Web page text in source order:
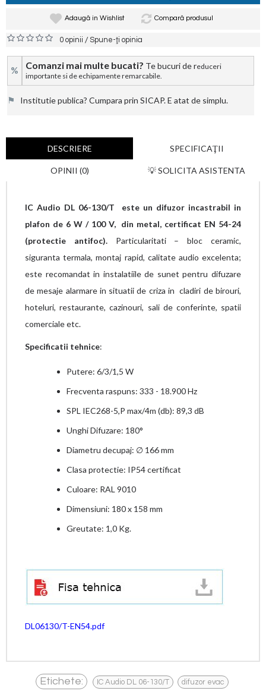
Adaugă in Wishlist Compară produsul
0 opinii /Spune-ţi opinia
% Comanzi mai multe bucati? Te bucuri de reduceri
importante si de echipamente remarcabile.
⚑ Institutie publica? Cumpara prin SICAP. E atat de simplu.
DESCRIERE SPECIFICAŢII
OPINII (0) 💡 SOLICITA ASISTENTA
IC Audio DL 06-130/T este un difuzor incastrabil in
plafon de 6 W / 100 V, din metal, certificat EN 54-24
(protectie antifoc).Particularitati – bloc ceramic,
siguranta termala, montaj rapid, calitate audio excelenta;
este recomandat in instalatiile de sunet pentru difuzare
de mesaje alarmare in situatii de criza in cladiri de birouri,
hoteluri, restaurante, cazinouri, sali de conferinte, spatii
comerciale etc.
Specificatii tehnice:
Putere: 6/3/1,5 W
Frecventa raspuns: 333 - 18.900 Hz
SPL IEC268-5,P max/4m (db): 89,3 dB
Unghi Difuzare: 180°
Diametru decupaj: ∅ 166 mm
Clasa protectie: IP54 certificat
Culoare: RAL 9010
Dimensiuni: 180 x 158 mm
Greutate: 1,0 Kg.
DL06130/T-EN54.pdf
Etichete: IC Audio DL 06-130/T difuzor evac